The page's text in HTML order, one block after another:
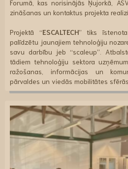
Forumā, kas norisinājās Ņujorkā,
zināšanas un kontaktus projekta
Projektā “ESCALTECH” tiks
palīdzētu jaunajiem tehnoloģiju
savu darbību jeb “scaleup”.
tādiem tehnoloģiju sektora
ražošanas, informācijas un
pārvaldes un viedās mobilitātes sfērās.